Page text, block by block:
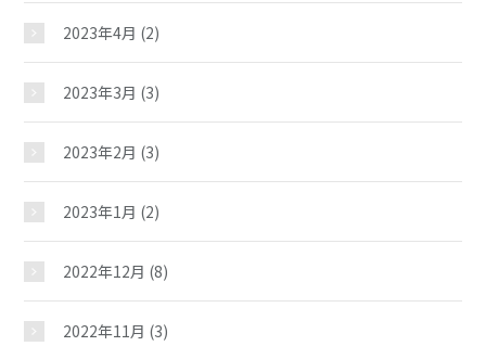
2023年4月 (2)
2023年3月 (3)
2023年2月 (3)
2023年1月 (2)
2022年12月 (8)
2022年11月 (3)